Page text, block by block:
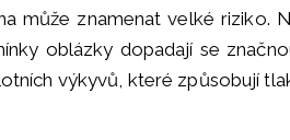
může znamenat velké riziko.
oblázky dopadají se
výkyvů, které způsobují